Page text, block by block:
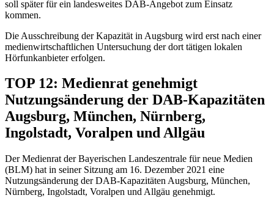
soll später für ein landesweites DAB-Angebot zum Einsatz
kommen.
Die Ausschreibung der Kapazität in Augsburg wird erst nach einer
medienwirtschaftlichen Untersuchung der dort tätigen lokalen
Hörfunkanbieter erfolgen.
TOP 12: Medienrat genehmigt
Nutzungsänderung der DAB-Kapazitäten
Augsburg, München, Nürnberg,
Ingolstadt, Voralpen und Allgäu
Der Medienrat der Bayerischen Landeszentrale für neue Medien
(BLM) hat in seiner Sitzung am 16. Dezember 2021 eine
Nutzungsänderung der DAB-Kapazitäten Augsburg, München,
Nürnberg, Ingolstadt, Voralpen und Allgäu genehmigt.